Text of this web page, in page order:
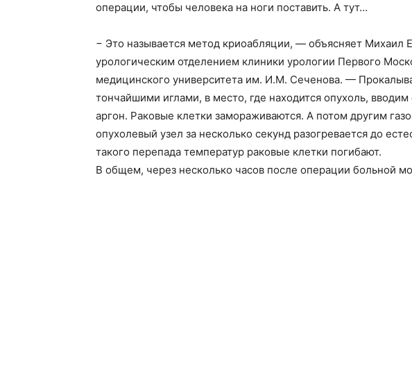
операции, чтобы человека на ноги поставить. А тут…
− Это называется метод криоабляции, — объясняет Михаил
урологическим отделением клиники урологии Первого
медицинского университета им. И.М. Сеченова. —
тончайшими иглами, в место, где находится опухоль,
аргон. Раковые клетки замораживаются. А потом другим
опухолевый узел за несколько секунд разогревается до
такого перепада температур раковые клетки погибают.
В общем, через несколько часов после операции больной